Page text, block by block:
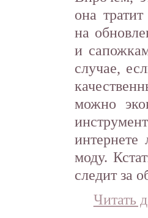
она
на
и
случае,
можно
интернете
моду.
следит за
Читать